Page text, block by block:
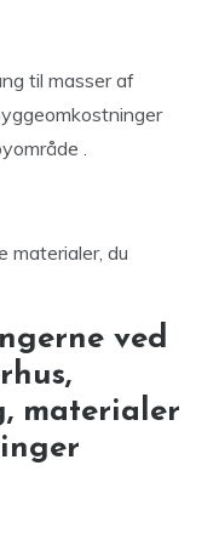
til masser af
.
materialer, du
ved
materialer